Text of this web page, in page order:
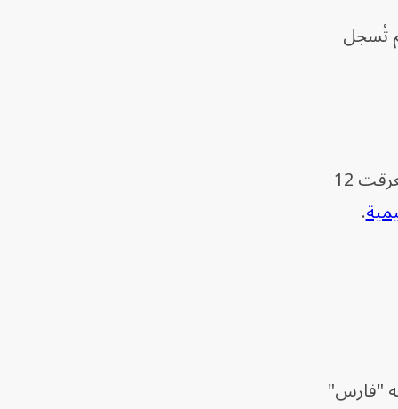
تُسجل
ووقع الانفجار وسط تكهنات بشأن مصير الهدنة القائمة بين إيران وإسرائيل بعد حرب جوية استغرقت 12
.
"فارس"